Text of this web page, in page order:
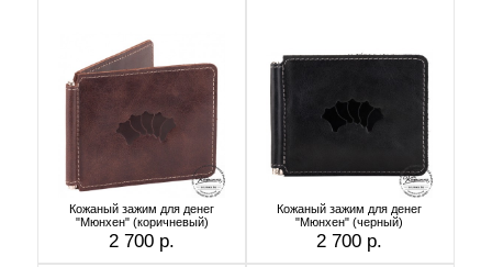
Кожаный зажим для денег
"Мюнхен" (коричневый)
2 700 р.
Кожаный зажим для денег
"Мюнхен" (черный)
2 700 р.